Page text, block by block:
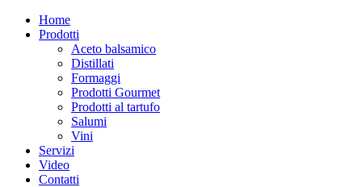
Home
Prodotti
Aceto balsamico
Distillati
Formaggi
Prodotti Gourmet
Prodotti al tartufo
Salumi
Vini
Servizi
Video
Contatti